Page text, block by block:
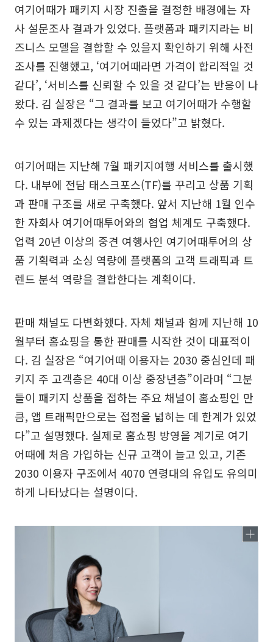
여기어때가 패키지 시장 진출을 결정한 배경에는 자
사 설문조사 결과가 있었다. 플랫폼과 패키지라는 비
즈니스 모델을 결합할 수 있을지 확인하기 위해 사전
조사를 진행했고, ‘여기어때라면 가격이 합리적일 것
같다’, ‘서비스를 신뢰할 수 있을 것 같다’는 반응이 나
왔다. 김 실장은 “그 결과를 보고 여기어때가 수행할
수 있는 과제겠다는 생각이 들었다”고 밝혔다.
여기어때는 지난해 7월 패키지여행 서비스를 출시했
다. 내부에 전담 태스크포스(TF)를 꾸리고 상품 기획
과 판매 구조를 새로 구축했다. 앞서 지난해 1월 인수
한 자회사 여기어때투어와의 협업 체계도 구축했다.
업력 20년 이상의 중견 여행사인 여기어때투어의 상
품 기획력과 소싱 역량에 플랫폼의 고객 트래픽과 트
렌드 분석 역량을 결합한다는 계획이다.
판매 채널도 다변화했다. 자체 채널과 함께 지난해 10
월부터 홈쇼핑을 통한 판매를 시작한 것이 대표적이
다. 김 실장은 “여기어때 이용자는 2030 중심인데 패
키지 주 고객층은 40대 이상 중장년층”이라며 “그분
들이 패키지 상품을 접하는 주요 채널이 홈쇼핑인 만
큼, 앱 트래픽만으로는 접점을 넓히는 데 한계가 있었
다”고 설명했다. 실제로 홈쇼핑 방영을 계기로 여기
어때에 처음 가입하는 신규 고객이 늘고 있고, 기존
2030 이용자 구조에서 4070 연령대의 유입도 유의미
하게 나타났다는 설명이다.